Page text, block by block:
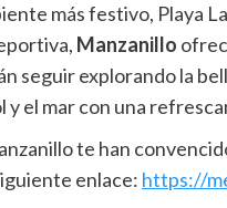
más festivo, Playa
Manzanillo
seguir explorando la
el mar con una
te han
enlace: https://